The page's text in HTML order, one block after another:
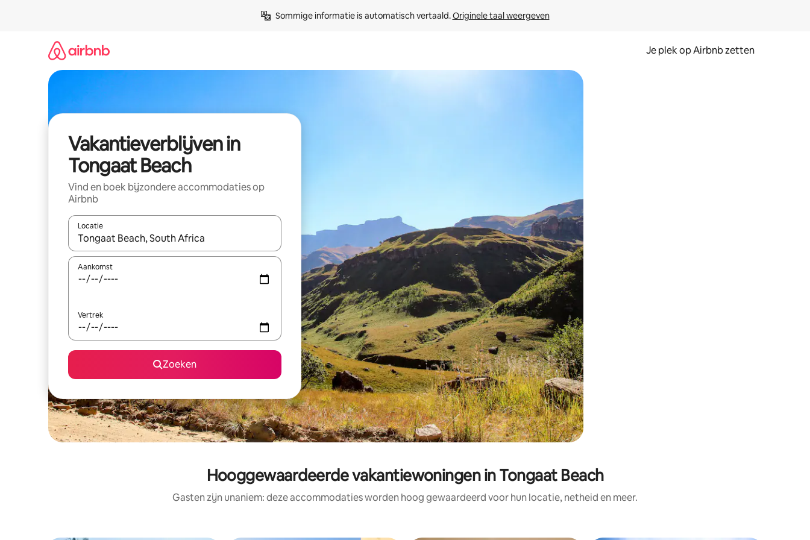
Sommige informatie is automatisch vertaald. Originele taal weergeven
Je plek op Airbnb zetten
Vakantieverblijven in
Tongaat Beach
Vind en boek bijzondere accommodaties op
Airbnb
Locatie
Wanneer er resultaten beschikbaar zijn, maak je een keuze met je de pijltjestoetsen omhoog en omlaag, óf door te tikken of swipen.
Aankomst
Vertrek
Zoeken
Hooggewaardeerde vakantiewoningen in Tongaat Beach
Gasten zijn unaniem: deze accommodaties worden hoog gewaardeerd voor hun locatie, netheid en meer.